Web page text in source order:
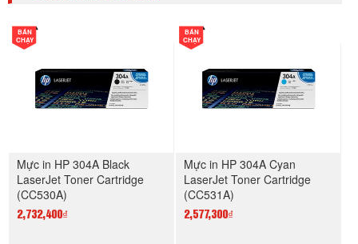
BÁN
CHẠY
Mực in HP 304A Black
LaserJet Toner Cartridge
(CC530A)
2,732,400₫
BÁN
CHẠY
Mực in HP 304A Cyan
LaserJet Toner Cartridge
(CC531A)
2,577,300₫